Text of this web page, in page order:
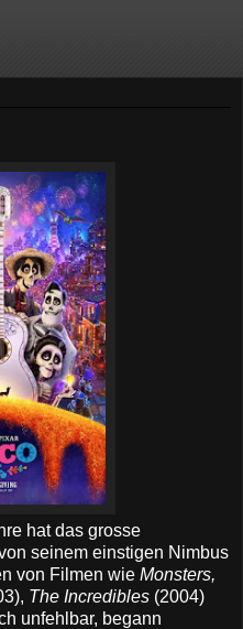
hat das grosse
seinem einstigen Nimbus
von Filmen wie Monsters,
The Incredibles (2004)
unfehlbar, begann